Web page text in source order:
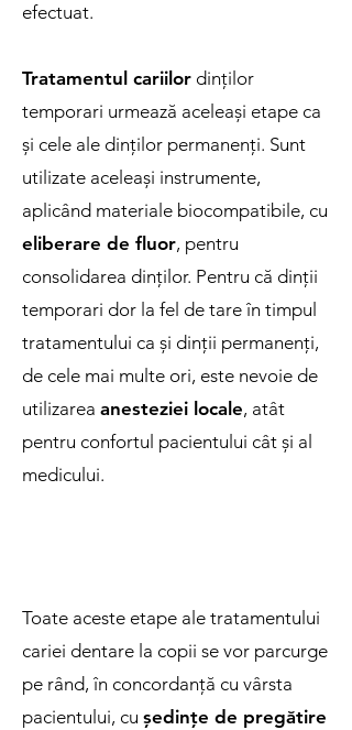
efectuat.
Tratamentul cariilor dinților
temporari urmează aceleași etape ca
și cele ale dinților permanenți. Sunt
utilizate aceleași instrumente,
aplicând materiale biocompatibile, cu
eliberare de fluor, pentru
consolidarea dinților. Pentru că dinții
temporari dor la fel de tare în timpul
tratamentului ca și dinții permanenți,
de cele mai multe ori, este nevoie de
utilizarea anesteziei locale, atât
pentru confortul pacientului cât și al
medicului.
Toate aceste etape ale tratamentului
cariei dentare la copii se vor parcurge
pe rând, în concordanță cu vârsta
pacientului, cu ședințe de pregătire